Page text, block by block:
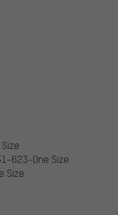
623-One Size
Size